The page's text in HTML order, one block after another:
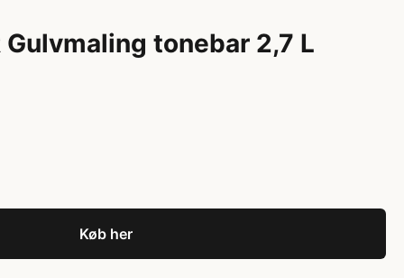
Gulvmaling tonebar 2,7 L
Køb her